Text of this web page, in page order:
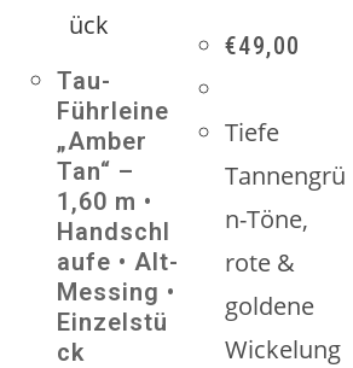
Tau-
Führleine
„Amber
Tan“ –
1,60 m •
Handschl
aufe • Alt-
Messing •
Einzelstü
ck
€49,00
Tiefe
Tannengrü
n-Töne,
rote &
goldene
Wickelung